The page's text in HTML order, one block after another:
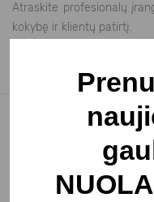
Atraskite profesionalų
kokybę ir klientų patirtį.